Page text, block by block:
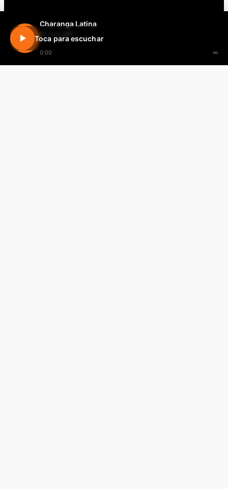
Charanga Latina
En vivo 24h
0:00 ∞
Toca para escuchar